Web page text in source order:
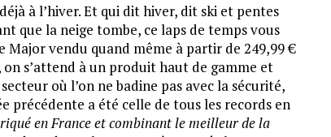
à l’hiver. Et qui dit hiver, dit ski et pentes
que la neige tombe, ce laps de temps vous
Major vendu quand même à partir de 249,99 €
on s’attend à un produit haut de gamme et
où l’on ne badine pas avec la sécurité,
précédente a été celle de tous les records en
en France et combinant le meilleur de la